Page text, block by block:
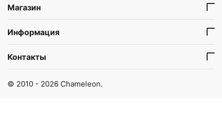
Магазин
Информация
Контакты
© 2010 - 2026 Chameleon.